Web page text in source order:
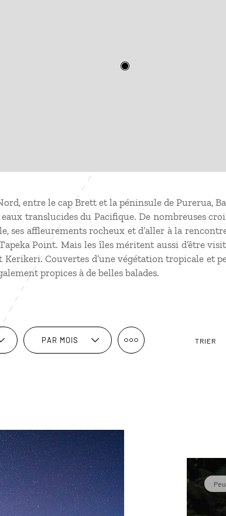
entre le cap Brett et la péninsule de Purerua,
translucides du Pacifique. De nombreuses
ses affleurements rocheux et d’aller à la
Point. Mais les îles méritent aussi d’être
Kerikeri. Couvertes d’une végétation tropicale et
propices à de belles balades.
PAR MOIS TRIER